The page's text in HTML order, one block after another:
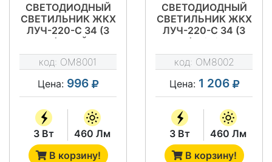
СВЕТОДИОДНЫЙ
СВЕТИЛЬНИК ЖКХ
ЛУЧ-220-С 34 (3
ВТ) ДРАЙВ
код: OM8001
Цена: 996
3 Вт
460 Лм
В корзину!
СВЕТОДИОДНЫЙ
СВЕТИЛЬНИК ЖКХ
ЛУЧ-220-С 34 (3
ВТ) А/Ф/ФА
НАЛИЧИЕ
ДЕЖУРНОГО
РЕЖИМА (Д)
ДРАЙВ
код: OM8002
Цена: 1 206
3 Вт
460 Лм
В корзину!